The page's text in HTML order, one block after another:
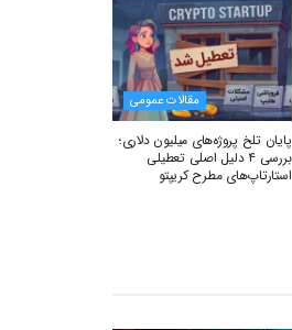
مقالات عمومی
پایان تلخ پروژه‌های میلیون دلاری؛
بررسی ۴ دلیل اصلی تعطیلی
استارتاپ‌های مطرح کریپتو